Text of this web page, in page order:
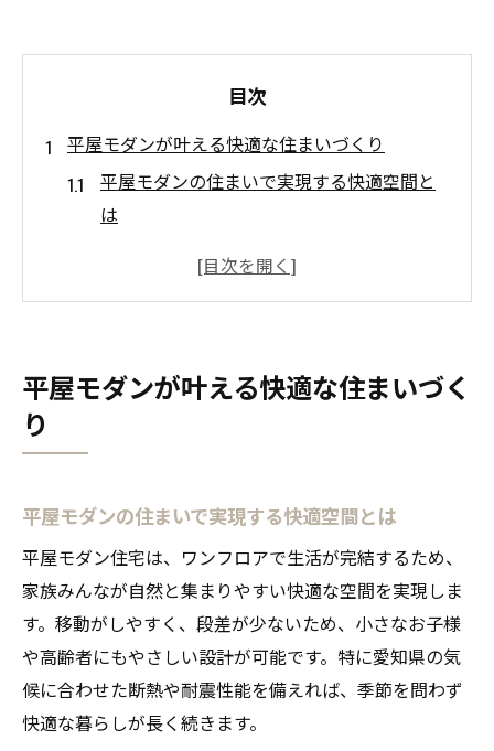
目次
平屋モダンが叶える快適な住まいづくり
平屋モダンの住まいで実現する快適空間と
は
自然光を活かした平屋モダンの間取り設計
平屋モダンがもたらす暮らしの変化と快適
愛知県で理想の平屋に住む魅力とは
説
平屋ならではの暮らしやすさと愛知県の特
愛知県の気候に適した平屋モダンの工夫点
愛知県で人気の平屋モダン設計の特徴を紹
平屋モダンが叶える快適な住まいづく
り
平屋モダンの住まいで実現する快適空間とは
平屋モダン住宅は、ワンフロアで生活が完結するため、
家族みんなが自然と集まりやすい快適な空間を実現しま
す。移動がしやすく、段差が少ないため、小さなお子様
や高齢者にもやさしい設計が可能です。特に愛知県の気
候に合わせた断熱や耐震性能を備えれば、季節を問わず
快適な暮らしが長く続きます。